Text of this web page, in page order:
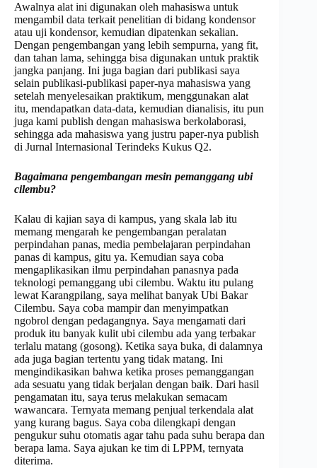
Awalnya alat ini digunakan oleh mahasiswa untuk
mengambil data terkait penelitian di bidang kondensor
atau uji kondensor, kemudian dipatenkan sekalian.
Dengan pengembangan yang lebih sempurna, yang fit,
dan tahan lama, sehingga bisa digunakan untuk praktik
jangka panjang. Ini juga bagian dari publikasi saya
selain publikasi-publikasi paper-nya mahasiswa yang
setelah menyelesaikan praktikum, menggunakan alat
itu, mendapatkan data-data, kemudian dianalisis, itu pun
juga kami publish dengan mahasiswa berkolaborasi,
sehingga ada mahasiswa yang justru paper-nya publish
di Jurnal Internasional Terindeks Kukus Q2.
Bagaimana pengembangan mesin pemanggang ubi
cilembu?
Kalau di kajian saya di kampus, yang skala lab itu
memang mengarah ke pengembangan peralatan
perpindahan panas, media pembelajaran perpindahan
panas di kampus, gitu ya. Kemudian saya coba
mengaplikasikan ilmu perpindahan panasnya pada
teknologi pemanggang ubi cilembu. Waktu itu pulang
lewat Karangpilang, saya melihat banyak Ubi Bakar
Cilembu. Saya coba mampir dan menyimpatkan
ngobrol dengan pedagangnya. Saya mengamati dari
produk itu banyak kulit ubi cilembu ada yang terbakar
terlalu matang (gosong). Ketika saya buka, di dalamnya
ada juga bagian tertentu yang tidak matang. Ini
mengindikasikan bahwa ketika proses pemanggangan
ada sesuatu yang tidak berjalan dengan baik. Dari hasil
pengamatan itu, saya terus melakukan semacam
wawancara. Ternyata memang penjual terkendala alat
yang kurang bagus. Saya coba dilengkapi dengan
pengukur suhu otomatis agar tahu pada suhu berapa dan
berapa lama. Saya ajukan ke tim di LPPM, ternyata
diterima.